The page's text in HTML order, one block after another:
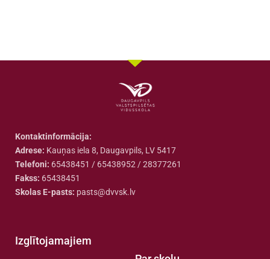
Kontaktinformācija:
Adrese: Kauņas iela 8, Daugavpils, LV 5417
Telefoni: 65438451 / 65438952 / 28377261
Fakss: 65438451
Skolas E-pasts: pasts@dvvsk.lv
Izglītojamajiem